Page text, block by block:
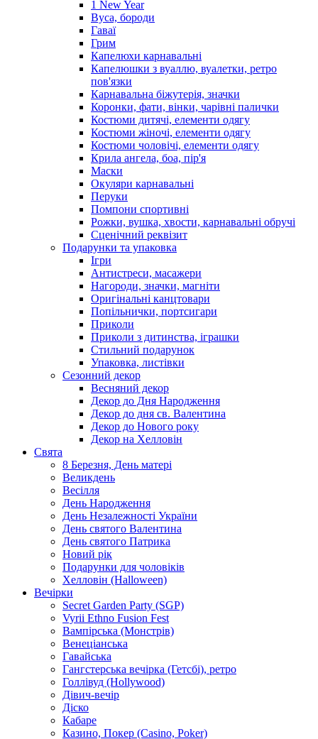
1 New Year
Вуса, бороди
Гаваї
Грим
Капелюхи карнавальні
Капелюшки з вуаллю, вуалетки, ретро
пов'язки
Карнавальна біжутерія, значки
Коронки, фати, вінки, чарівні палички
Костюми дитячі, елементи одягу
Костюми жіночі, елементи одягу
Костюми чоловічі, елементи одягу
Крила ангела, боа, пір'я
Маски
Окуляри карнавальні
Перуки
Помпони спортивні
Рожки, вушка, хвости, карнавальні обручі
Сценічний реквізит
Подарунки та упаковка
Ігри
Антистреси, масажери
Нагороди, значки, магніти
Оригінальні канцтовари
Попільнички, портсигари
Приколи
Приколи з дитинства, іграшки
Стильний подарунок
Упаковка, листівки
Сезонний декор
Весняний декор
Декор до Дня Народження
Декор до дня св. Валентина
Декор до Нового року
Декор на Хелловін
Свята
8 Березня, День матері
Великдень
Весілля
День Народження
День Незалежності України
День святого Валентина
День святого Патрика
Новий рік
Подарунки для чоловіків
Хелловін (Halloween)
Вечірки
Secret Garden Party (SGP)
Vyrii Ethno Fusion Fest
Вампірська (Монстрів)
Венеціанська
Гавайська
Гангстерська вечірка (Гетсбі), ретро
Голлівуд (Hollywood)
Дівич-вечір
Діско
Кабаре
Казино, Покер (Casino, Poker)